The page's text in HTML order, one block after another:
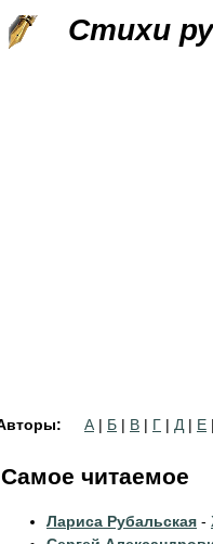
Стихи
А | Б | В | Г | Д | Е |
Самое читаемое
Лариса Рубальская -